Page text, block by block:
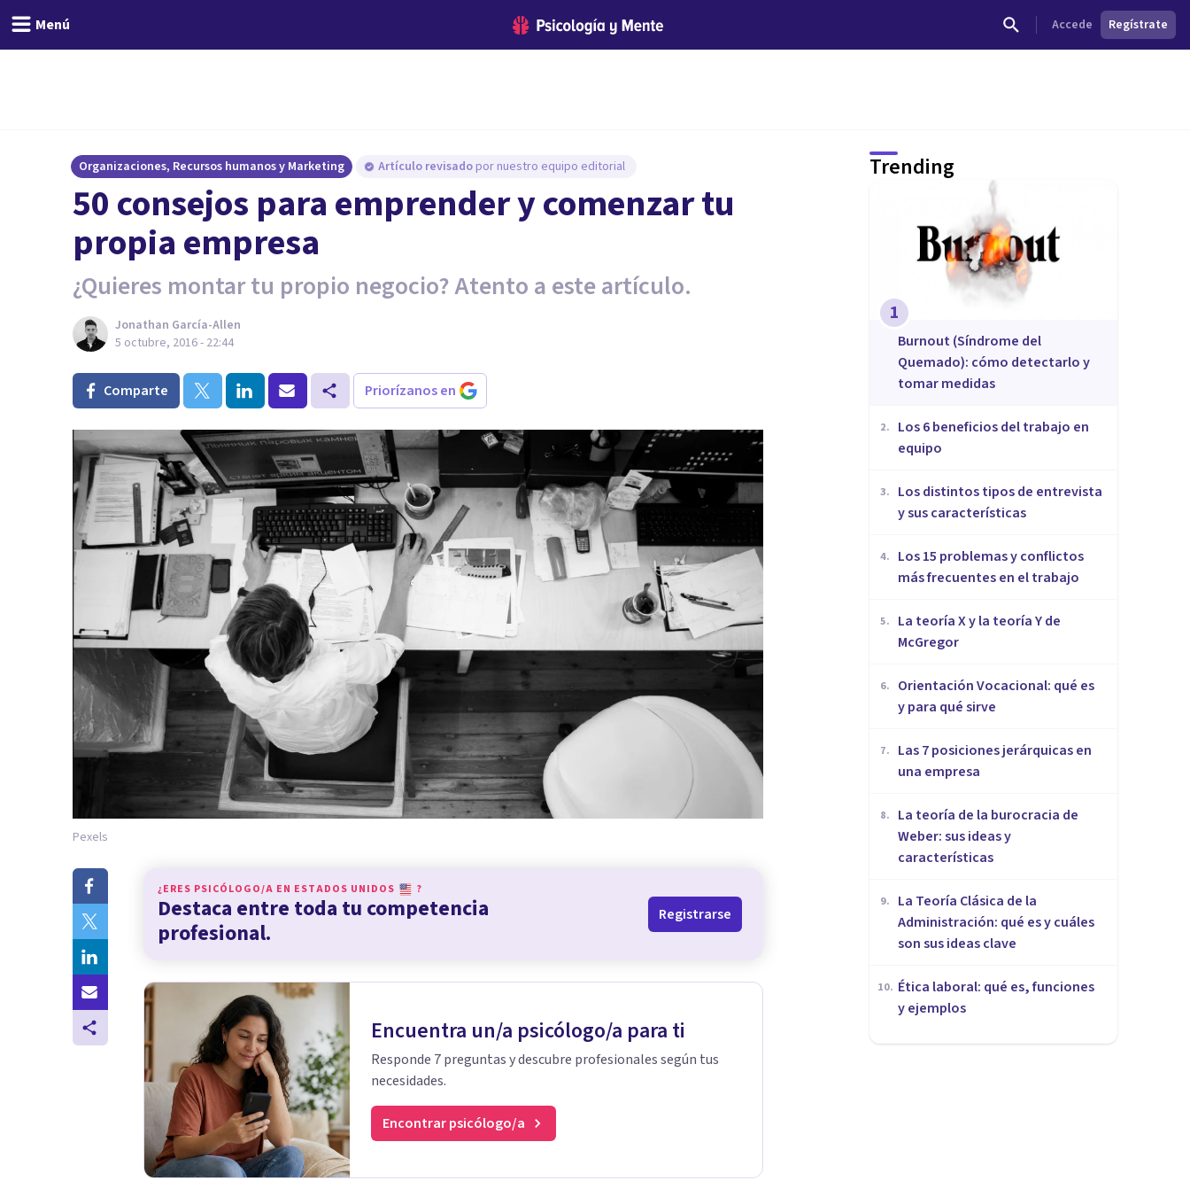
Menú Accede Regístrate
Organizaciones, Recursos humanos y Marketing Artículo revisado por nuestro equipo editorial
​50 consejos para emprender y comenzar tu
propia empresa
¿Quieres montar tu propio negocio? Atento a este artículo.
Jonathan García-Allen
5 octubre, 2016 - 22:44
Comparte Priorízanos en
Pexels
¿ERES PSICÓLOGO/A EN ESTADOS UNIDOS ?
Destaca entre toda tu competencia
profesional.
Registrarse
Encuentra un/a psicólogo/a para ti
Responde 7 preguntas y descubre profesionales según tus
necesidades.
Encontrar psicólogo/a
Trending
1
Burnout (Síndrome del
Quemado): cómo detectarlo y
tomar medidas
2.
​Los 6 beneficios del trabajo en
equipo
3.
​Los distintos tipos de entrevista
y sus características
4.
​Los 15 problemas y conflictos
más frecuentes en el trabajo
5.
La teoría X y la teoría Y de
McGregor
6.
Orientación Vocacional: qué es
y para qué sirve
7.
Las 7 posiciones jerárquicas en
una empresa
8.
La teoría de la burocracia de
Weber: sus ideas y
características
9.
La Teoría Clásica de la
Administración: qué es y cuáles
son sus ideas clave
10. Ética laboral: qué es, funciones
y ejemplos